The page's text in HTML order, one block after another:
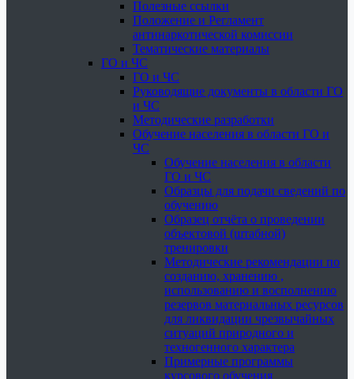
Полезные ссылки
Положение и Регламент
антинаркотической комиссии
Тематические материалы
ГО и ЧС
ГО и ЧС
Руководящие документы в области ГО
и ЧС
Методические разработки
Обучение населения в области ГО и
ЧС
Обучение населения в области
ГО и ЧС
Образцы для подачи сведений по
обучению
Образец отчёта о проведении
объектовой (штабной)
тренировки
Методические рекомендации по
созданию, хранению ,
использованию и восполнению
резервов материальных ресурсов
для ликвидации чрезвычайных
ситуаций природного и
техногенного характера
Примерные программы
курсового обучения